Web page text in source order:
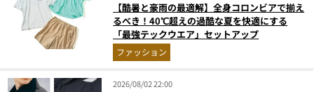
【酷暑と豪雨の最適解】全身コロンビアで揃え
るべき！40℃超えの過酷な夏を快適にする
「最強テックウエア」セットアップ
ファッション
2026/08/02 22:00